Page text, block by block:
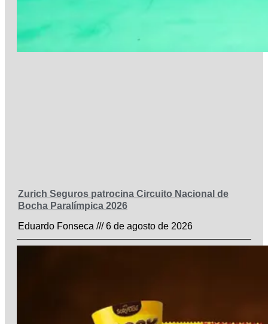
Zurich Seguros patrocina Circuito Nacional de
Bocha Paralímpica 2026
Eduardo Fonseca
6 de agosto de 2026